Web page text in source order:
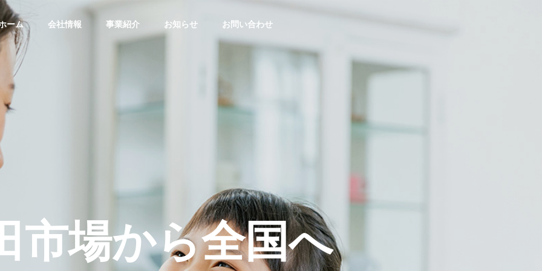
ーム 会社情報 事業紹介 お知らせ お問い合わせ
市場から全国へ